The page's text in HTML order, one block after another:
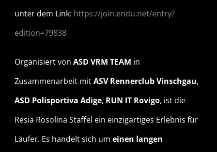
unter dem Link: https://join.endu.net/entry?
edition=79838
Organisiert von ASD VRM TEAM in
Zusammenarbeit mitASV Rennerclub Vinschgau,
ASD Polisportiva Adige, RUN IT Rovigo, ist die
Resia Rosolina Staffel ein einzigartiges Erlebnis für
Läufer. Es handelt sich um einen langen